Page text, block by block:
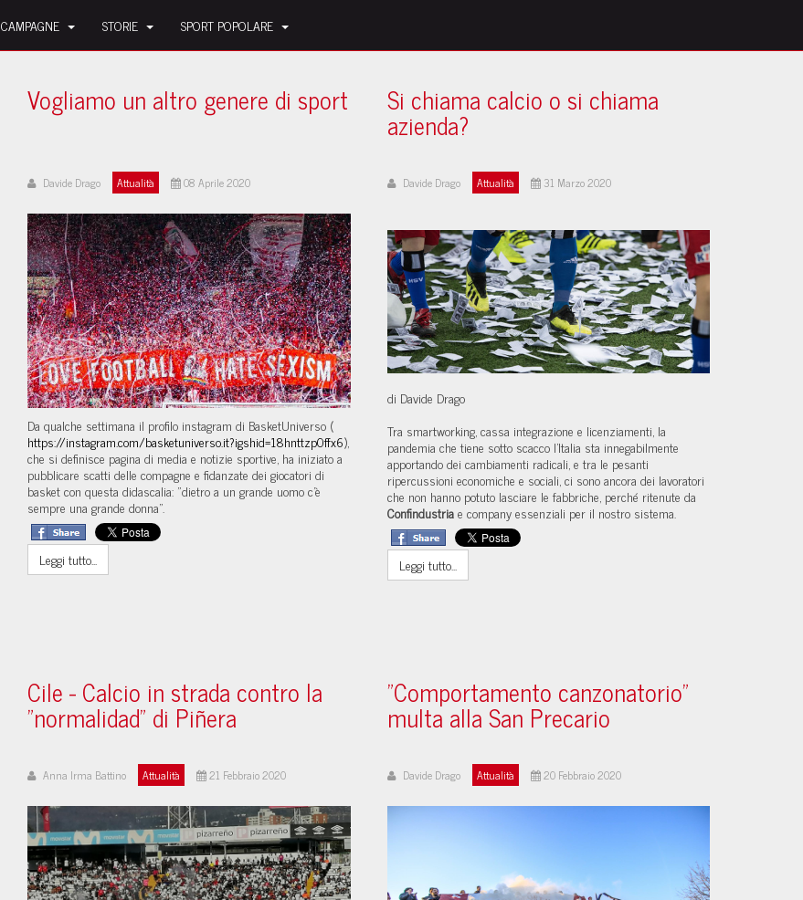
CAMPAGNE STORIE SPORT POPOLARE
Vogliamo un altro genere di sport
Davide Drago Attualità 08 Aprile 2020
Da qualche settimana il profilo instagram di BasketUniverso (
https://instagram.com/basketuniverso.it?igshid=18hnttzp0ffx6),
che si definisce pagina di media e notizie sportive, ha iniziato a
pubblicare scatti delle compagne e fidanzate dei giocatori di
basket con questa didascalia: "dietro a un grande uomo c’è
sempre una grande donna".
Leggi tutto...
Si chiama calcio o si chiama
azienda?
Davide Drago Attualità 31 Marzo 2020
di Davide Drago
Tra smartworking, cassa integrazione e licenziamenti, la
pandemia che tiene sotto scacco l’Italia sta innegabilmente
apportando dei cambiamenti radicali, e tra le pesanti
ripercussioni economiche e sociali, ci sono ancora dei lavoratori
che non hanno potuto lasciare le fabbriche, perché ritenute da
Confindustriae company essenziali per il nostro sistema.
Leggi tutto...
Cile - Calcio in strada contro la
"normalidad" di Piñera
Anna Irma Battino Attualità 21 Febbraio 2020
"Comportamento canzonatorio"
multa alla San Precario
Davide Drago Attualità 20 Febbraio 2020